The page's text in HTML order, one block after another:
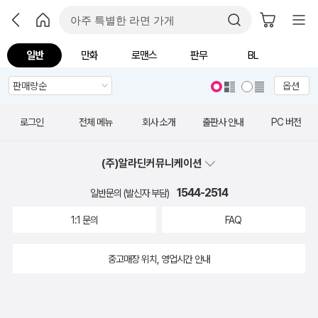
일반 만화 로맨스 판무 BL
옵션
로그인 전체 메뉴 회사 소개 출판사 안내 PC 버전
(주)알라딘커뮤니케이션
일반문의 (발신자 부담) 1544-2514
1:1 문의 FAQ
중고매장 위치, 영업시간 안내